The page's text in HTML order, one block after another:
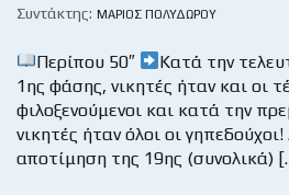
Συντάκτης: ΜΆΡΙΟΣ ΠΟΛΥΔΏΡΟΥ
Περίπου 50″
Κατά την
1ης φάσης, νικητές ήταν και οι
φιλοξενούμενοι και κατά την
νικητές ήταν όλοι οι
αποτίμηση της 19ης (συνολικά)